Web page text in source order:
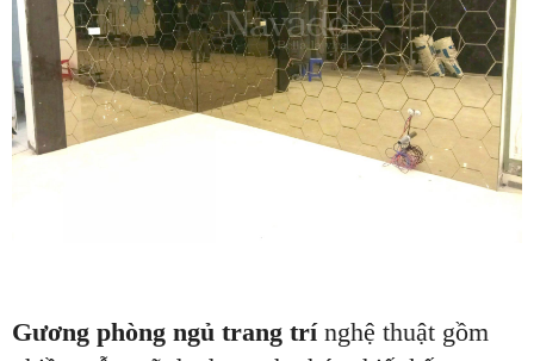
Gương phòng ngủ trang trínghệ thuật gồm